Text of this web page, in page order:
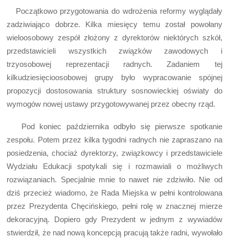
Początkowo przygotowania do wdrożenia reformy wyglądały
zadziwiająco dobrze. Kilka miesięcy temu został powołany
wieloosobowy zespół złożony z dyrektorów niektórych szkół,
przedstawicieli wszystkich związków zawodowych i
trzyosobowej reprezentacji radnych. Zadaniem tej
kilkudziesięcioosobowej grupy było wypracowanie spójnej
propozycji dostosowania struktury sosnowieckiej oświaty do
wymogów nowej ustawy przygotowywanej przez obecny rząd.
Pod koniec października odbyło się pierwsze spotkanie
zespołu. Potem przez kilka tygodni radnych nie zapraszano na
posiedzenia, chociaż dyrektorzy, związkowcy i przedstawiciele
Wydziału Edukacji spotykali się i rozmawiali o możliwych
rozwiązaniach. Specjalnie mnie to nawet nie zdziwiło. Nie od
dziś przecież wiadomo, że Rada Miejska w pełni kontrolowana
przez Prezydenta Chęcińskiego, pełni rolę w znacznej mierze
dekoracyjną. Dopiero gdy Prezydent w jednym z wywiadów
stwierdził, że nad nową koncepcją pracują także radni, wywołało